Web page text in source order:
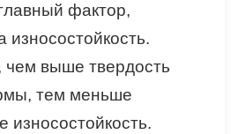
фактор,
чем выше твердость
тем меньше
износостойкость.